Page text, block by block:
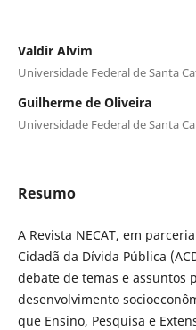
Valdir Alvim
Universidade Federal de Santa
Guilherme de Oliveira
Universidade Federal de Santa
Resumo
A Revista NECAT, em
Cidadã da Dívida Pública
debate de temas e assuntos
desenvolvimento
que Ensino, Pesquisa e